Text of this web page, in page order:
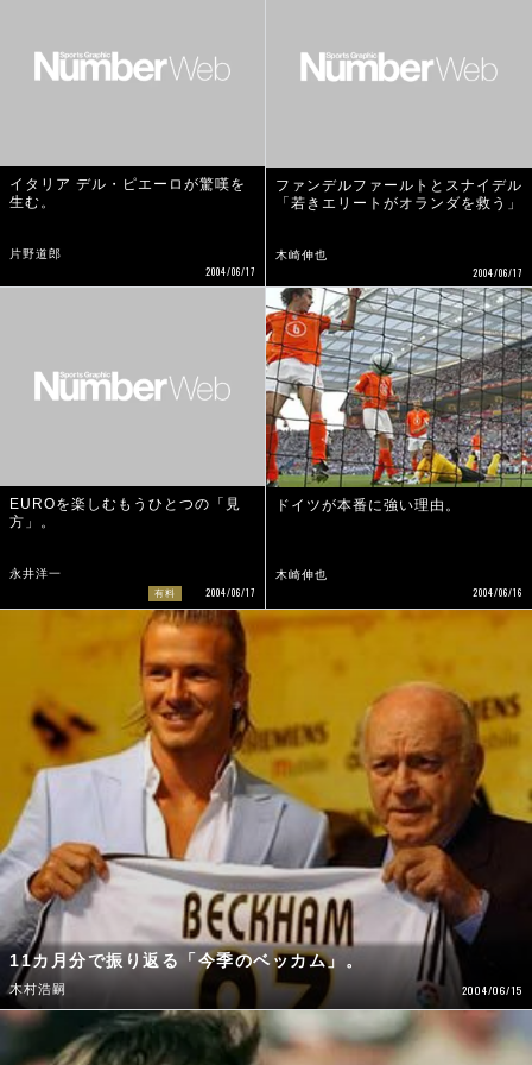
イタリア デル・ピエーロが驚嘆を
生む。
片野道郎
2004/06/17
ファンデルファールトとスナイデル
「若きエリートがオランダを救う」
木崎伸也
2004/06/17
EUROを楽しむもうひとつの「見
方」。
永井洋一
有料 2004/06/17
ドイツが本番に強い理由。
木崎伸也
2004/06/16
11カ月分で振り返る「今季のベッカム」。
木村浩嗣 2004/06/15